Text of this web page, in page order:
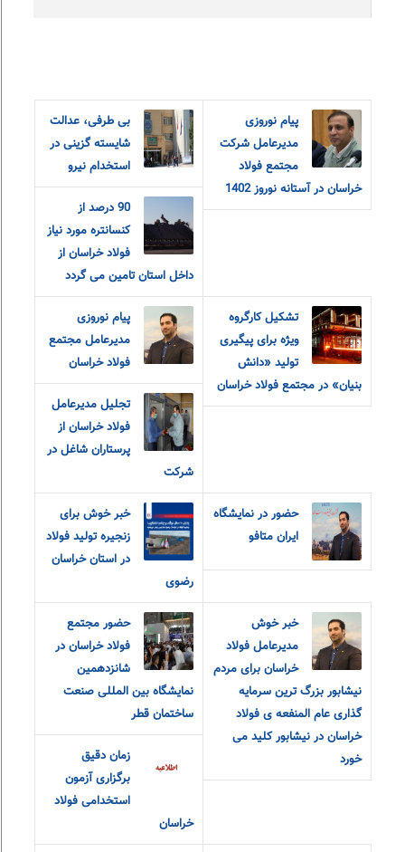
پیام نوروزی
مدیرعامل شرکت
مجتمع فولاد
خراسان در آستانه نوروز 1402
بی طرفی، عدالت
شایسته گزینی در
استخدام نیرو
90 درصد از
کنسانتره مورد نیاز
فولاد خراسان از
داخل استان تامین می گردد
تشکیل کارگروه
ویژه برای پیگیری
تولید «دانش
بنیان» در مجتمع فولاد خراسان
پیام نوروزی
مدیرعامل مجتمع
فولاد خراسان
تجلیل مدیرعامل
فولاد خراسان از
پرستاران شاغل در
شرکت
حضور در نمایشگاه
ایران متافو
خبر خوش برای
زنجیره تولید فولاد
در استان خراسان
رضوی
خبر خوش
مدیرعامل فولاد
خراسان برای مردم
نیشابور بزرگ ترین سرمایه
گذاری عام المنفعه ی فولاد
خراسان در نیشابور کلید می
خورد
حضور مجتمع
فولاد خراسان در
شانزدهمین
نمایشگاه بین المللی صنعت
ساختمان قطر
زمان دقیق
برگزاری آزمون
استخدامی فولاد
خراسان